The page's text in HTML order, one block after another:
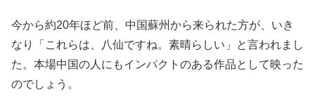
今から約20年ほど前、中国蘇州から来られた方が、いき
なり「これらは、八仙ですね。素晴らしい」と言われまし
た。本場中国の人にもインパクトのある作品として映った
のでしょう。